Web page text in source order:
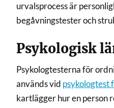
urvalsprocess är
begåvningstester och
Psykologisk
Psykologtesterna för
används vid psykologtest
kartlägger hur en person